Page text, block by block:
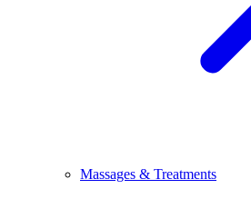
Massages & Treatments